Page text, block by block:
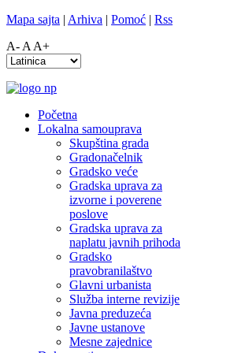
Mapa sajta | Arhiva | Pomoć | Rss
A- A A+
Početna
Lokalna samouprava
Skupština grada
Gradonačelnik
Gradsko veće
Gradska uprava za
izvorne i poverene
poslove
Gradska uprava za
naplatu javnih prihoda
Gradsko
pravobranilaštvo
Glavni urbanista
Služba interne revizije
Javna preduzeća
Javne ustanove
Mesne zajednice